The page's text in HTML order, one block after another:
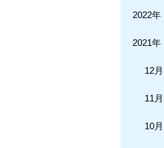
2022年
2021年
12月
11月
10月